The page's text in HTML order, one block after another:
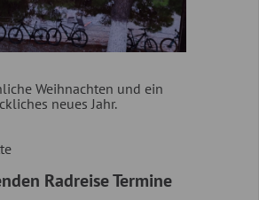
Weihnachten und ein
neues Jahr.
Radreise Termine